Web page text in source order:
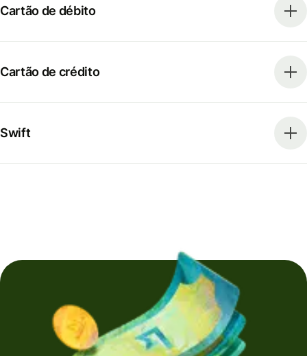
Cartão de débito
Cartão de crédito
Swift